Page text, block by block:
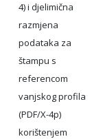
4) i djelimična
razmjena
podataka za
štampu s
referencom
vanjskog profila
(PDF/X-4p)
korištenjem